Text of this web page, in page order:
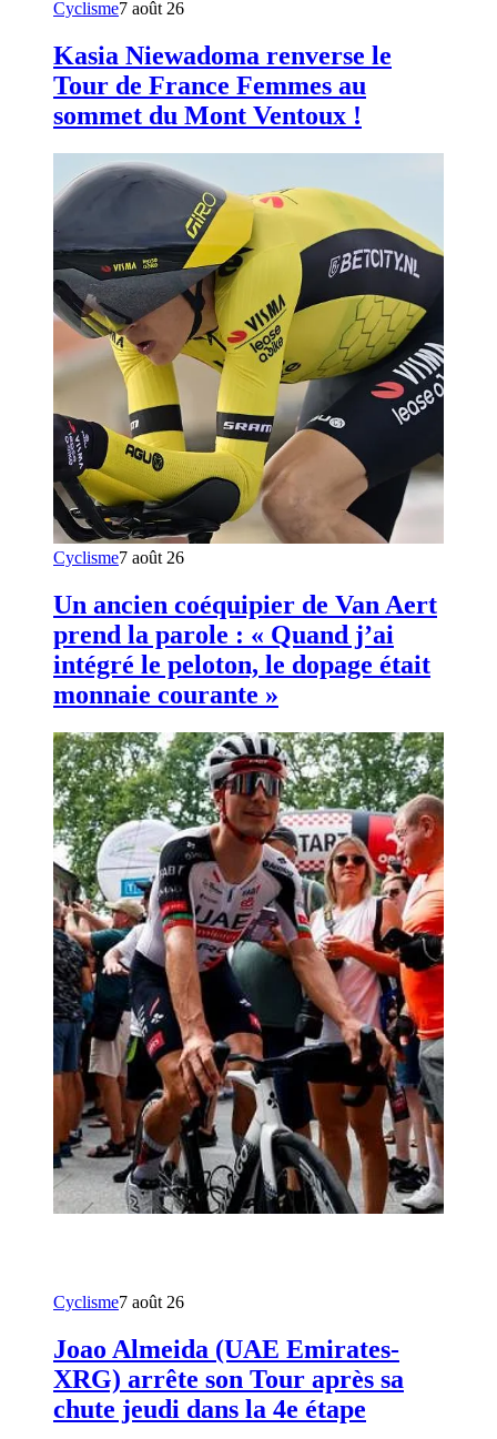
Cyclisme7 août 26
Kasia Niewadoma renverse le
Tour de France Femmes au
sommet du Mont Ventoux !
Cyclisme7 août 26
Un ancien coéquipier de Van Aert
prend la parole : « Quand j’ai
intégré le peloton, le dopage était
monnaie courante »
Cyclisme7 août 26
Joao Almeida (UAE Emirates-
XRG) arrête son Tour après sa
chute jeudi dans la 4e étape